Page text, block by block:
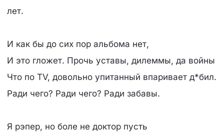
лет.
И как бы до сих пор альбома нет,
И это гложет. Прочь уставы, дилеммы, да войны
Что по TV, довольно упитанный впаривает д*бил.
Ради чего? Ради чего? Ради забавы.
Я рэпер, но боле не доктор пусть